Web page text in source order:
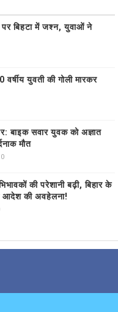
बिहटा में जश्न, युवाओं ने
वर्षीय युवती की गोली मारकर
बाइक सवार युवक को अज्ञात
मौत
0
की परेशानी बढ़ी, बिहार के
आदेश की अवहेलना!